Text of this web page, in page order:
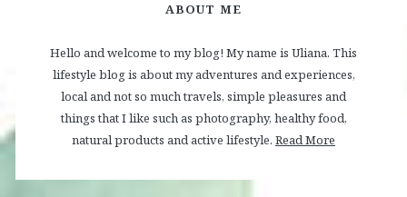
ABOUT ME
Hello and welcome to my blog! My name is Uliana. This
lifestyle blog is about my adventures and experiences,
local and not so much travels, simple pleasures and
things that I like such as photography, healthy food,
natural products and active lifestyle. Read More